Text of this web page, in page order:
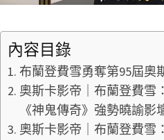
內容目錄
布蘭登費雪勇奪第95屆奧
奧斯卡影帝｜布蘭登費雪
《神鬼傳奇》強勢曉諭影
奧斯卡影帝｜布蘭登費雪